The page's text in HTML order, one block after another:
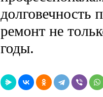
долговечность
ремонт не
годы.